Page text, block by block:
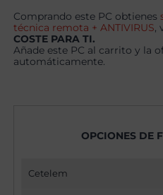
cantidad
Comprando este PC obtienes
técnica remota + ANTIVIRUS
COSTE PARA TI.
Añade este PC al carrito y la
automáticamente.
OPCIONES DE
Cetelem